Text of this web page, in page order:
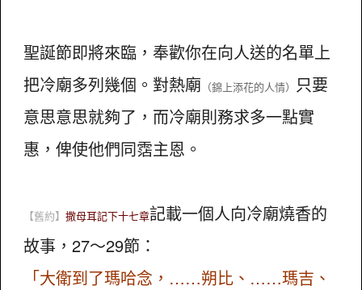
聖誕節即將來臨，奉歡你在向人送的名單上
把冷廟多列幾個。對熱廟 （錦上添花的人情） 只要
意思意思就夠了，而冷廟則務求多一點實
惠，俾使他們同霑主恩。
【舊約】撒母耳記下十七章記載一個人向冷廟燒香的
故事，27～29節：
「大衛到了瑪哈念，……朔比、……瑪吉、